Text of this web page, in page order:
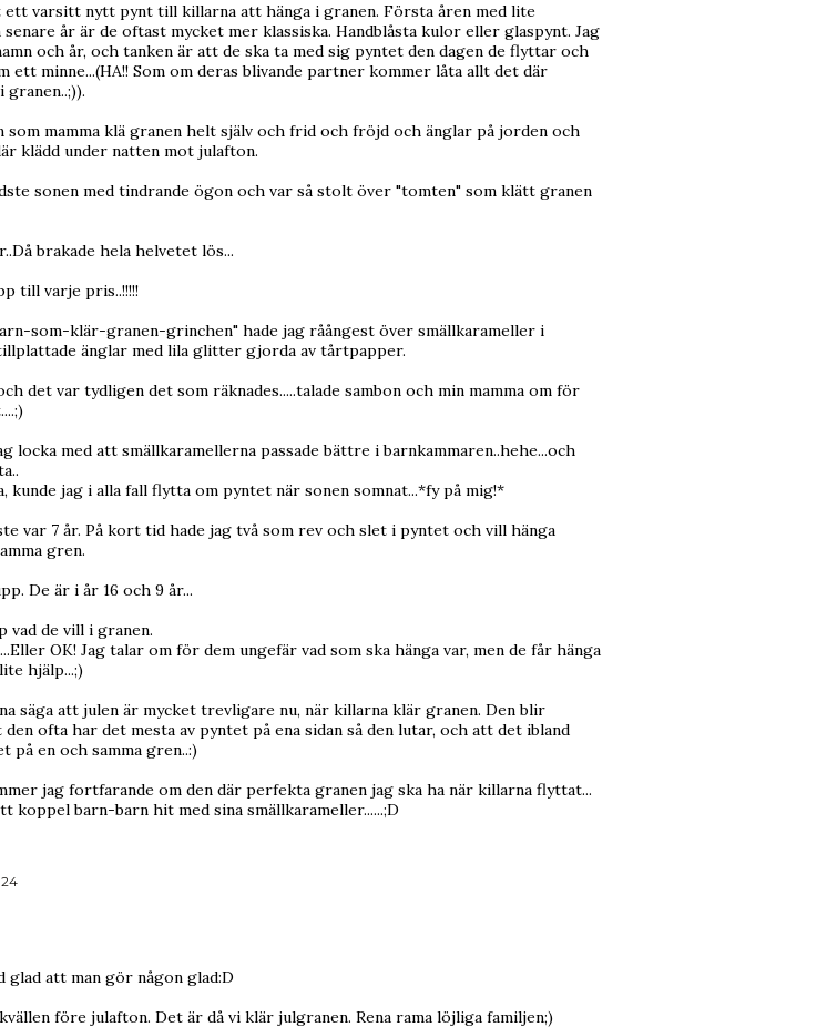
varsitt nytt pynt till killarna att hänga i granen. Första åren med lite
senare år är de oftast mycket mer klassiska. Handblåsta kulor eller glaspynt. Jag
och år, och tanken är att de ska ta med sig pyntet den dagen de flyttar och
ett minne...(HA!! Som om deras blivande partner kommer låta allt det där
som mamma klä granen helt själv och frid och fröjd och änglar på jorden och
klädd under natten mot julafton.
sonen med tindrande ögon och var så stolt över "tomten" som klätt granen
brakade hela helvetet lös...
till varje pris..!!!!!
som-klär-granen-grinchen" hade jag råångest över smällkarameller i
änglar med lila glitter gjorda av tårtpapper.
det var tydligen det som räknades.....talade sambon och min mamma om för
locka med att smällkaramellerna passade bättre i barnkammaren..hehe...och
kunde jag i alla fall flytta om pyntet när sonen somnat...*fy på mig!*
var 7 år. På kort tid hade jag två som rev och slet i pyntet och vill hänga
gren.
De är i år 16 och 9 år...
vad de vill i granen.
OK! Jag talar om för dem ungefär vad som ska hänga var, men de får hänga
hjälp...;)
säga att julen är mycket trevligare nu, när killarna klär granen. Den blir
ofta har det mesta av pyntet på ena sidan så den lutar, och att det ibland
på en och samma gren..:)
jag fortfarande om den där perfekta granen jag ska ha när killarna flyttat...
koppel barn-barn hit med sina smällkarameller......;D
glad att man gör någon glad:D
före julafton. Det är då vi klär julgranen. Rena rama löjliga familjen;)